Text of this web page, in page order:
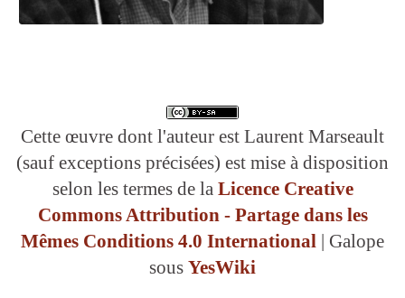
Cette œuvre dont l'auteur est Laurent Marseault
(sauf exceptions précisées) est mise à disposition
selon les termes de la Licence Creative
Commons Attribution - Partage dans les
Mêmes Conditions 4.0 International | Galope
sous YesWiki